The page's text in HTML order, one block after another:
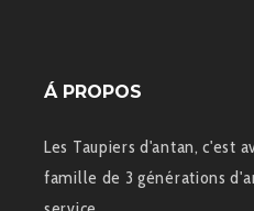
Á PROPOS
Les Taupiers d'antan, c'est
famille de 3 générations